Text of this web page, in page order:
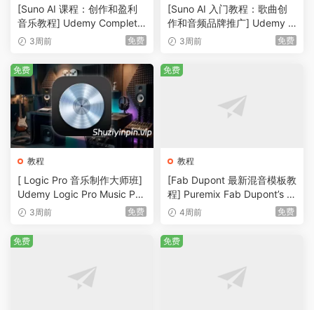
[Suno AI 课程：创作和盈利
音乐教程] Udemy Complete
Suno AI Course Create and
（840MB）
3周前 免费
[Suno AI 入门教程：歌曲创
作和音频品牌推广] Udemy S
uno AI for Beginners: Create
[TUTORiAL]（504MB）
3周前 免费
教程
[ Logic Pro 音乐制作大师班]
Udemy Logic Pro Music Pro
duction Masterclass Recor
3周前 免费
免费
教程
[Fab Dupont 最新混音模板教
程] Puremix Fab Dupont’s U
pdated Mixing Template [T
4周前 免费
免费
免费 免费